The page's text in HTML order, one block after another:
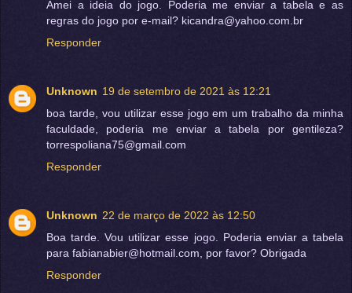
Amei a ideia do jogo. Poderia me enviar a tabela e as
regras do jogo por e-mail? kicandra@yahoo.com.br
Responder
Unknown 19 de setembro de 2021 às 12:21
boa tarde, vou utilizar esse jogo em um trabalho da minha
faculdade, poderia me enviar a tabela por gentileza?
torrespoliana75@gmail.com
Responder
Unknown 22 de março de 2022 às 12:50
Boa tarde. Vou utilizar esse jogo. Poderia enviar a tabela
para fabianabier@hotmail.com, por favor? Obrigada
Responder